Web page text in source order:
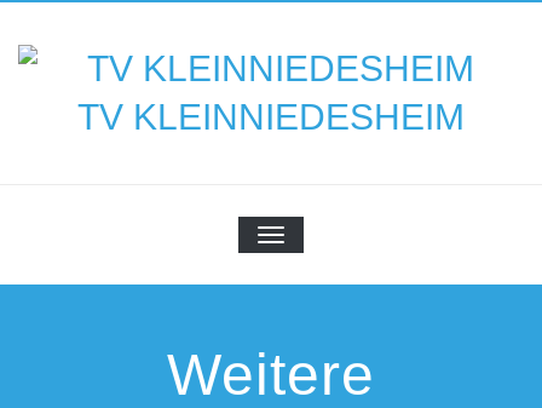
springen
TV KLEINNIEDESHEIM
NAVIGATION
UMSCHALTEN
Weitere